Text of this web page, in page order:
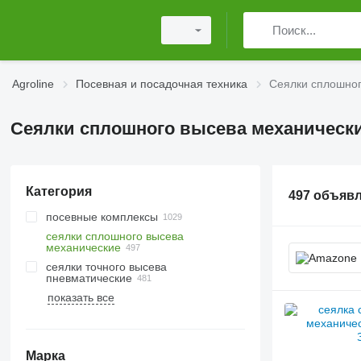
Agroline Посевная и посадочная техника Сеялки
Сеялки сплошного высева
Категория
посевные комплексы
сеялки сплошного высева
механические
сеялки точного высева
пневматические
показать все
Марка
497